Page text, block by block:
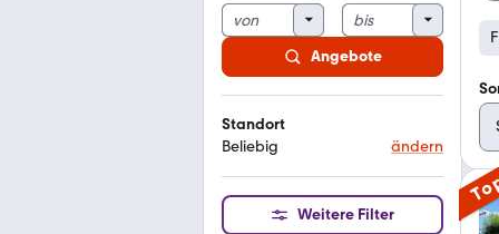
Angebote
Standort
Beliebig
ändern
Weitere Filter